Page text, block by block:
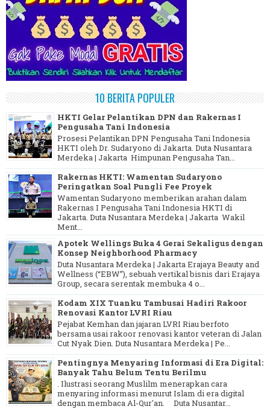
10 BERITA POPULER
HKTI Gelar Pelantikan DPN dan Rakernas I
Pengusaha Tani Indonesia
Prosesi Pelantikan DPN Pengusaha Tani Indonesia
HKTI oleh Dr. Sudaryono di Jakarta. Duta Nusantara
Merdeka | Jakarta Himpunan Pengusaha Tan...
Rakernas HKTI: Wamentan Sudaryono
Peringatkan Soal Pungli Fee Proyek
Wamentan Sudaryono memberikan arahan dalam
Rakernas I Pengusaha Tani Indonesia HKTI di
Jakarta. Duta Nusantara Merdeka | Jakarta Wakil
Ment...
Apotek Wellings Buka 4 Gerai Sekaligus dengan
Konsep Neighborhood Pharmacy
Duta Nusantara Merdeka | Jakarta Erajaya Beauty and
Wellness (“EBW”), sebuah vertikal bisnis dari Erajaya
Group, secara serentak membuka 4 o...
Kodam XIX Tuanku Tambusai Hadiri Rakoor
Renovasi Kantor LVRI Riau
Pejabat Kemhan dan jajaran LVRI Riau berfoto
bersama usai rakoor renovasi kantor veteran di Jalan
Cut Nyak Dien. Duta Nusantara Merdeka | Pe...
Pentingnya Menyaring Informasi di Era Digital:
Banyak Tahu Belum Tentu Berilmu
. Ilustrasi seorang Muslilm menerapkan cara
menyaring informasi menurut Islam di era digital
dengan membaca Al-Qur'an. Duta Nusantar...